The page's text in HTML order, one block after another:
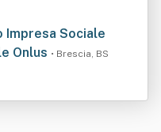
Impresa Sociale
Onlus • Brescia, BS